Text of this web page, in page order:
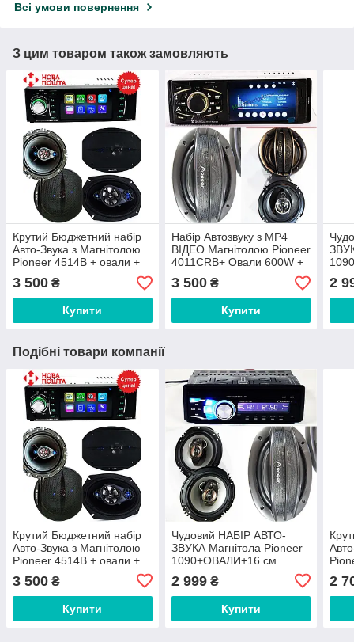
Всі умови повернення
З цим товаром також замовляють
Крутий Бюджетний набір
Авто-Звука з Магнітолою
Pioneer 4514B + овали +
ПОДАРУНОК!
3 500 ₴
Купити
Набір Автозвуку з МР4
ВІДЕО Магнітолою Pioneer
4011CRB+ Овали 600W +
НОВИНКА
3 500₴
Купити
2
Подібні товари компанії
Крутий Бюджетний набір
Авто-Звука з Магнітолою
Pioneer 4514B + овали +
ПОДАРУНОК!
3 500 ₴
Купити
Чудовий НАБІР АВТО-
ЗВУКА Магнітола Pioneer
1090+ОВАЛИ+16 см
2 999₴
Купити
2